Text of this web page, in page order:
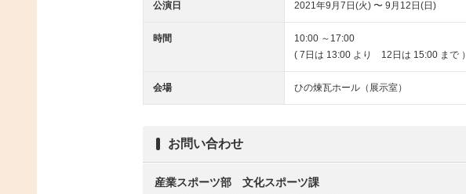
公演日 2021年9月7日(火) 〜 9月12日(日)
時間
10:00 ～17:00
( 7日は 13:00 より 12日は 15:00 まで ）
会場 ひの煉瓦ホール（展示室）
お問い合わせ
産業スポーツ部 文化スポーツ課